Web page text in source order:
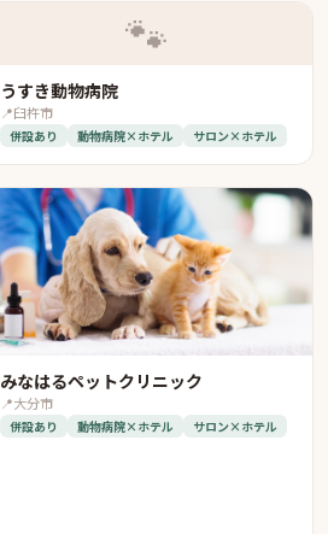
🐾
うすき動物病院
📍臼杵市
併設あり 動物病院×ホテル サロン×ホテル
みなはるペットクリニック
📍大分市
併設あり 動物病院×ホテル サロン×ホテル